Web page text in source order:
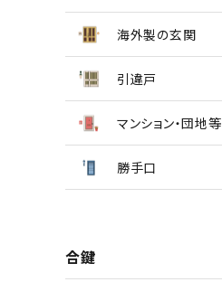
海外製の玄関
引違戸
マンション・団地等
勝手口
合鍵